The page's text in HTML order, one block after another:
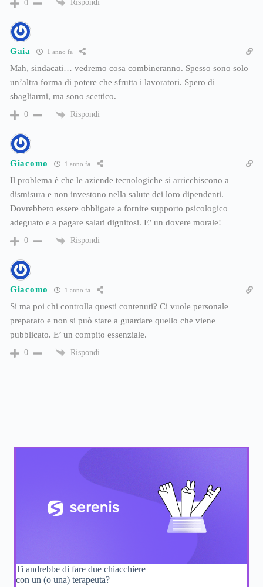
0 Rispondi
Gaia 1 anno fa
Mah, sindacati… vedremo cosa combineranno. Spesso sono solo
un’altra forma di potere che sfrutta i lavoratori. Spero di
sbagliarmi, ma sono scettico.
0 Rispondi
Giacomo 1 anno fa
Il problema è che le aziende tecnologiche si arricchiscono a
dismisura e non investono nella salute dei loro dipendenti.
Dovrebbero essere obbligate a fornire supporto psicologico
adeguato e a pagare salari dignitosi. E’ un dovere morale!
0 Rispondi
Giacomo 1 anno fa
Si ma poi chi controlla questi contenuti? Ci vuole personale
preparato e non si può stare a guardare quello che viene
pubblicato. E’ un compito essenziale.
0 Rispondi
Ti andrebbe di fare due chiacchiere
con un (o una) terapeuta?